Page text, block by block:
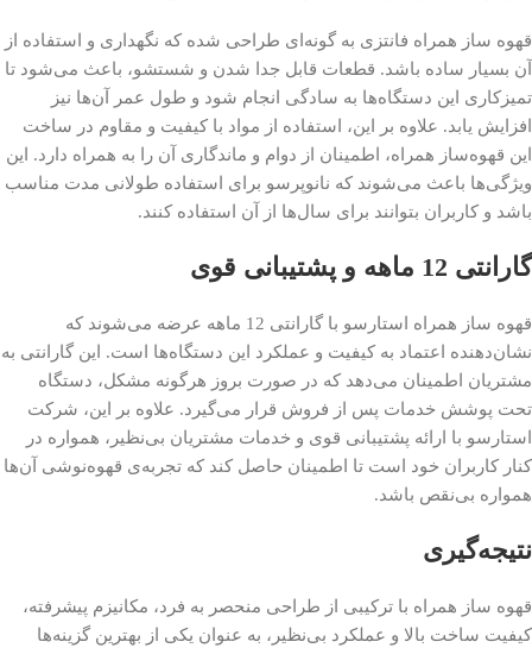
قهوه ساز همراه فانتزی به گونه‌ای طراحی شده که نگهداری و استفاده از
آن بسیار ساده باشد. قطعات قابل جدا شدن و شستشو، باعث می‌شود تا
تمیزکاری این دستگاه‌ها به سادگی انجام شود و طول عمر آن‌ها نیز
افزایش یابد. علاوه بر این، استفاده از مواد با کیفیت و مقاوم در ساخت
این قهوه‌ساز همراه، اطمینان از دوام و ماندگاری آن را به همراه دارد. این
ویژگی‌ها باعث می‌شوند که نانوپرسو برای استفاده طولانی مدت مناسب
باشد و کاربران بتوانند برای سال‌ها از آن استفاده کنند.
گارانتی 12 ماهه و پشتیبانی قوی
قهوه ساز همراه استارسو با گارانتی 12 ماهه عرضه می‌شوند که
نشان‌دهنده اعتماد به کیفیت و عملکرد این دستگاه‌ها است. این گارانتی به
مشتریان اطمینان می‌دهد که در صورت بروز هرگونه مشکل، دستگاه
تحت پوشش خدمات پس از فروش قرار می‌گیرد. علاوه بر این، شرکت
استارسو با ارائه پشتیبانی قوی و خدمات مشتریان بی‌نظیر، همواره در
کنار کاربران خود است تا اطمینان حاصل کند که تجربه‌ی قهوه‌نوشی آن‌ها
همواره بی‌نقص باشد.
نتیجه‌گیری
قهوه ساز همراه با ترکیبی از طراحی منحصر به فرد، مکانیزم پیشرفته،
کیفیت ساخت بالا و عملکرد بی‌نظیر، به عنوان یکی از بهترین گزینه‌ها